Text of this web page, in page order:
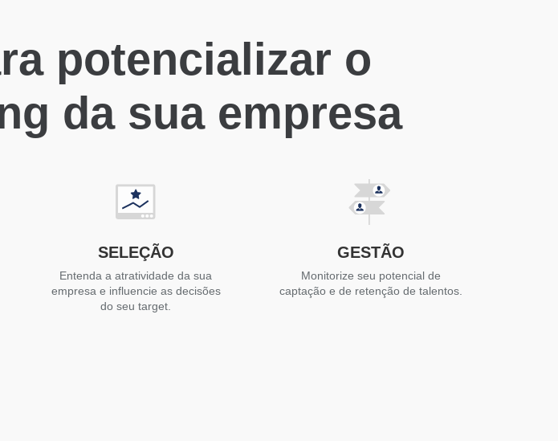
potencializar o
da sua empresa
SELEÇÃO
Entenda a atratividade da sua
empresa e influencie as decisões
do seu target.
GESTÃO
Monitorize seu potencial de
captação e de retenção de talentos.